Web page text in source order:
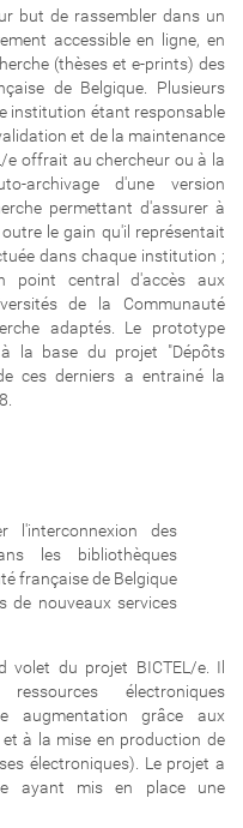
but de rassembler dans un
accessible en ligne, en
(thèses et e-prints) des
de Belgique. Plusieurs
institution étant responsable
et de la maintenance
e offrait au chercheur ou à la
archivage d'une version
permettant d'assurer à
le gain qu'il représentait
dans chaque institution ;
point central d'accès aux
de la Communauté
adaptés. Le prototype
la base du projet "Dépôts
ces derniers a entrainé la
l'interconnexion des
les bibliothèques
française de Belgique
de nouveaux services
volet du projet BICTEL/e. Il
électroniques
augmentation grâce aux
à la mise en production de
électroniques). Le projet a
ayant mis en place une